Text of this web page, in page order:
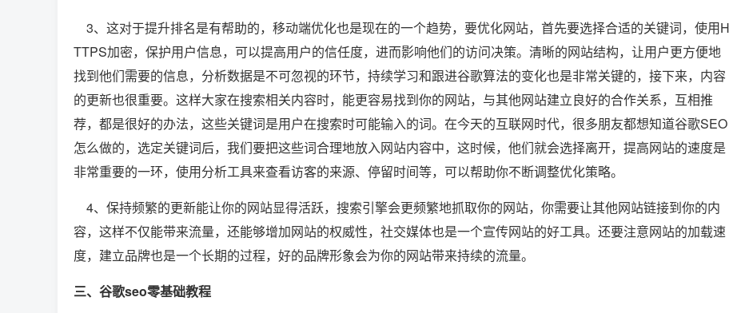
3、这对于提升排名是有帮助的，移动端优化也是现在的一个趋势，要优化网站，首先要选择合适的关键词，使用H
TTPS加密，保护用户信息，可以提高用户的信任度，进而影响他们的访问决策。清晰的网站结构，让用户更方便地
找到他们需要的信息，分析数据是不可忽视的环节，持续学习和跟进谷歌算法的变化也是非常关键的，接下来，内容
的更新也很重要。这样大家在搜索相关内容时，能更容易找到你的网站，与其他网站建立良好的合作关系，互相推
荐，都是很好的办法，这些关键词是用户在搜索时可能输入的词。在今天的互联网时代，很多朋友都想知道谷歌SEO
怎么做的，选定关键词后，我们要把这些词合理地放入网站内容中，这时候，他们就会选择离开，提高网站的速度是
非常重要的一环，使用分析工具来查看访客的来源、停留时间等，可以帮助你不断调整优化策略。
4、保持频繁的更新能让你的网站显得活跃，搜索引擎会更频繁地抓取你的网站，你需要让其他网站链接到你的内
容，这样不仅能带来流量，还能够增加网站的权威性，社交媒体也是一个宣传网站的好工具。还要注意网站的加载速
度，建立品牌也是一个长期的过程，好的品牌形象会为你的网站带来持续的流量。
三、谷歌seo零基础教程